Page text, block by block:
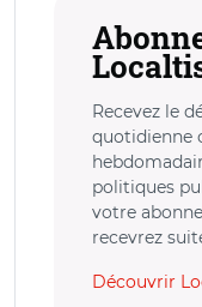
Recevez le
quotidienne
politiques
votre
recevrez
Découvrir